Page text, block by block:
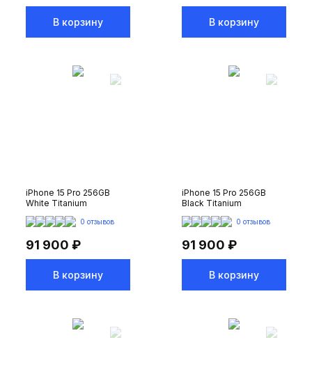
В корзину В корзину
iPhone 15 Pro 256GB
White Titanium
0 отзывов
91 900 ₽
В корзину
iPhone 15 Pro 256GB
Black Titanium
0 отзывов
91 900 ₽
В корзину